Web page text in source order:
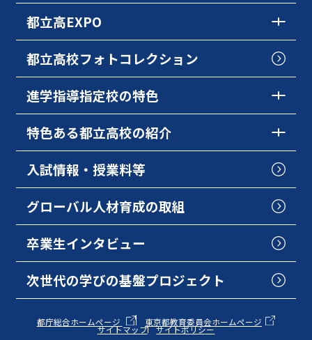
都立高EXPO
都立高校フォトコレクション
進学指導指定校の特色
特色ある都立高校の紹介
入試情報・授業料等
グローバル人材育成の取組
卒業生インタビュー
次世代の学びの基盤プロジェクト
都庁総合ホームページ 東京都教育委員会ホームページ
サイトマップ サイトポリシー